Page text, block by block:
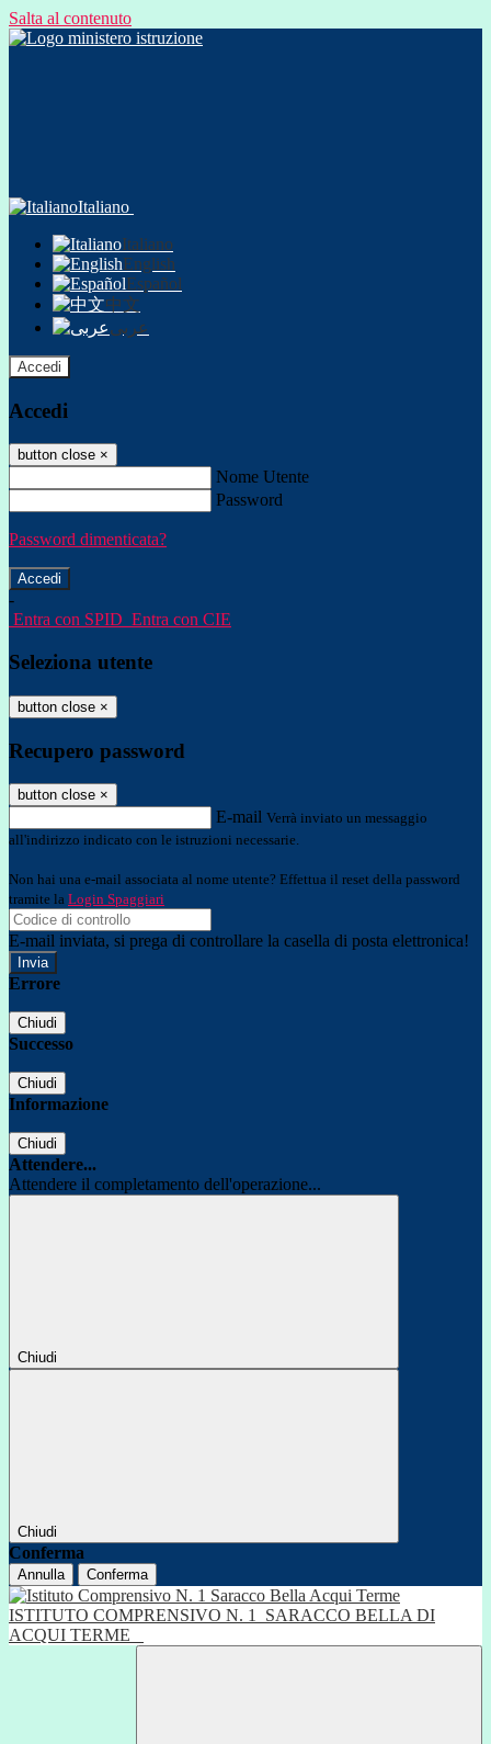
Salta al contenuto
Italiano
Italiano
English
Español
中文
عربى
Accedi
Accedi
button close ×
Nome Utente
Password
Password dimenticata?
-
Entra con SPID Entra con CIE
Seleziona utente
button close ×
Recupero password
button close ×
E-mail Verrà inviato un messaggio
all'indirizzo indicato con le istruzioni necessarie.
Non hai una e-mail associata al nome utente? Effettua il reset della password
tramite la Login Spaggiari
E-mail inviata, si prega di controllare la casella di posta elettronica!
Errore
Chiudi
Successo
Chiudi
Informazione
Chiudi
Attendere...
Attendere il completamento dell'operazione...
Chiudi
Chiudi
Conferma
Annulla Conferma
ISTITUTO COMPRENSIVO N. 1
SARACCO BELLA DI
ACQUI TERME